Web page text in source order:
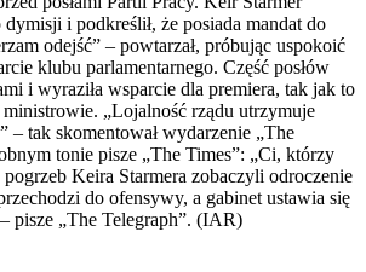
i podkreślił, że posiada mandat do
odejść” – powtarzał, próbując uspokoić
klubu parlamentarnego. Część posłów
i wyraziła wsparcie dla premiera, tak jak to
„Lojalność rządu utrzymuje
– tak skomentował wydarzenie „The
tonie pisze „The Times”: „Ci, którzy
Keira Starmera zobaczyli odroczenie
do ofensywy, a gabinet ustawia się
pisze „The Telegraph”. (IAR)